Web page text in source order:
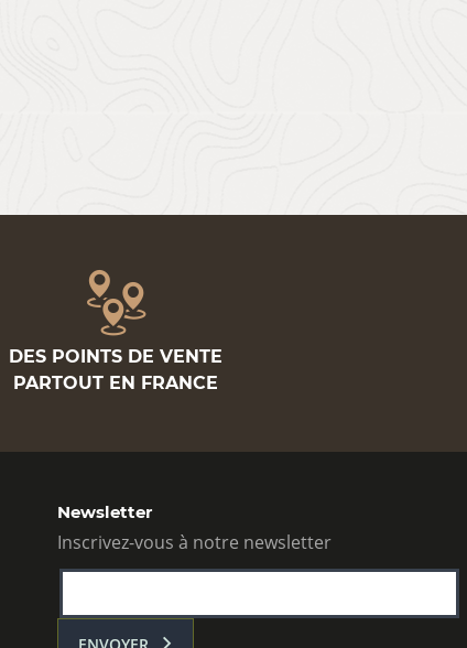
DES POINTS DE VENTE
PARTOUT EN FRANCE
Newsletter
Inscrivez-vous à notre newsletter